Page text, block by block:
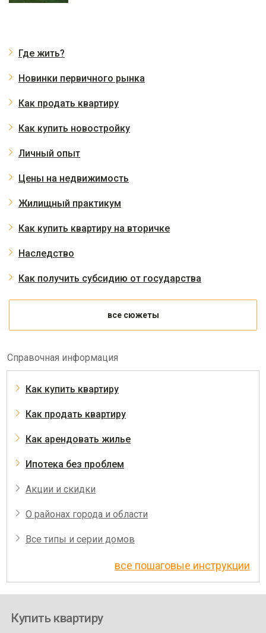
Где жить?
Новинки первичного рынка
Как продать квартиру
Как купить новостройку
Личный опыт
Цены на недвижимость
Жилищный практикум
Как купить квартиру на вторичке
Наследство
Как получить субсидию от государства
все сюжеты
Справочная информация
Как купить квартиру
Как продать квартиру
Как арендовать жилье
Ипотека без проблем
Акции и скидки
О районах города и области
Все типы и серии домов
все пошаговые инструкции
Купить квартиру